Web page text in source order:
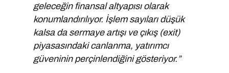
geleceğin finansal altyapısı olarak
konumlandırılıyor. İşlem sayıları düşük
kalsa da sermaye artışı ve çıkış (exit)
piyasasındaki canlanma, yatırımcı
güveninin perçinlendiğini gösteriyor.”